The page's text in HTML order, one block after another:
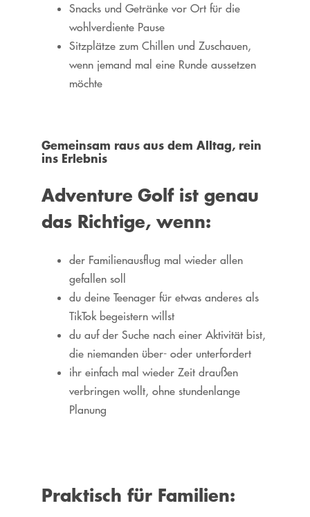
Snacks und Getränke vor Ort für die
wohlverdiente Pause
Sitzplätze zum Chillen und Zuschauen,
wenn jemand mal eine Runde aussetzen
möchte
Gemeinsam raus aus dem Alltag, rein
ins Erlebnis
Adventure Golf ist genau
das Richtige, wenn:
der Familienausflug mal wieder allen
gefallen soll
du deine Teenager für etwas anderes als
TikTok begeistern willst
du auf der Suche nach einer Aktivität bist,
die niemanden über- oder unterfordert
ihr einfach mal wieder Zeit draußen
verbringen wollt, ohne stundenlange
Planung
Praktisch für Familien: